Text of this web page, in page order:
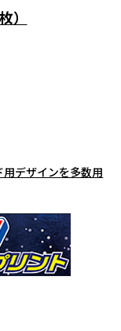
）
デザインを多数用